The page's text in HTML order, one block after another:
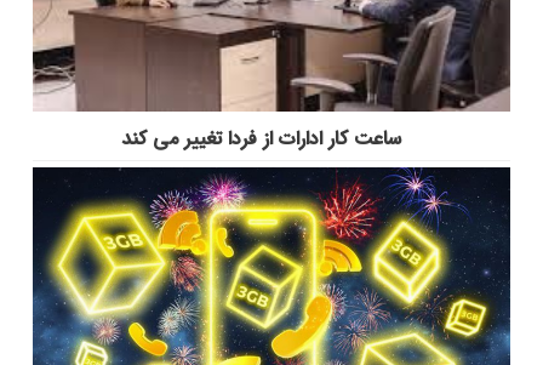
ساعت کار ادارات از فردا تغییر می کند